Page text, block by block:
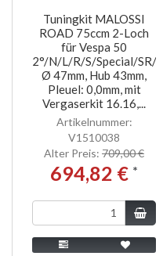
Tuningkit MALOSSI
ROAD 75ccm 2-Loch
für Vespa 50
2°/N/L/R/S/Special/SR/SS
Ø 47mm, Hub 43mm,
Pleuel: 0,0mm, mit
Vergaserkit 16.16,...
Artikelnummer:
V1510038
Alter Preis: 709,00 €
694,82 € *